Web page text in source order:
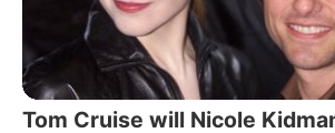
Tom Cruise will Nicole